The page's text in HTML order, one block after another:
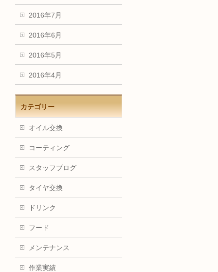
2016年7月
2016年6月
2016年5月
2016年4月
カテゴリー
オイル交換
コーティング
スタッフブログ
タイヤ交換
ドリンク
フード
メンテナンス
作業実績